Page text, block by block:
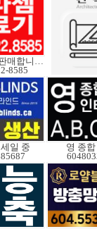
V3중고도 판매합니다.
8585
일 중
영 종